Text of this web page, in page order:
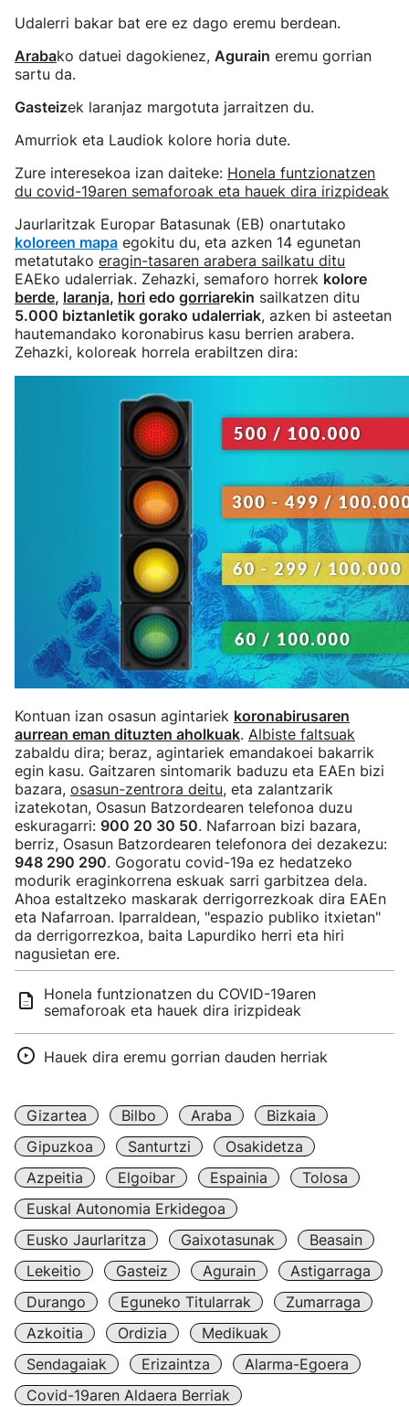
Udalerri bakar bat ere ez dago eremu berdean.
Arabako datuei dagokienez, Agurain eremu gorrian
sartu da.
Gasteizek laranjaz margotuta jarraitzen du.
Amurriok eta Laudiok kolore horia dute.
Zure interesekoa izan daiteke: Honela funtzionatzen
du covid-19aren semaforoak eta hauek dira irizpideak
Jaurlaritzak Europar Batasunak (EB) onartutako
koloreen mapa egokitu du, eta azken 14 egunetan
metatutako eragin-tasaren arabera sailkatu ditu
EAEko udalerriak. Zehazki, semaforo horrek kolore
berde, laranja, hori edo gorriarekin sailkatzen ditu
5.000 biztanletik gorako udalerriak, azken bi asteetan
hautemandako koronabirus kasu berrien arabera.
Zehazki, koloreak horrela erabiltzen dira:
Kontuan izan osasun agintariek koronabirusaren
aurrean eman dituzten aholkuak. Albiste faltsuak
zabaldu dira; beraz, agintariek emandakoei bakarrik
egin kasu. Gaitzaren sintomarik baduzu eta EAEn bizi
bazara, osasun-zentrora deitu, eta zalantzarik
izatekotan, Osasun Batzordearen telefonoa duzu
eskuragarri: 900 20 30 50. Nafarroan bizi bazara,
berriz, Osasun Batzordearen telefonora dei dezakezu:
948 290 290. Gogoratu covid-19a ez hedatzeko
modurik eraginkorrena eskuak sarri garbitzea dela.
Ahoa estaltzeko maskarak derrigorrezkoak dira EAEn
eta Nafarroan. Iparraldean, "espazio publiko itxietan"
da derrigorrezkoa, baita Lapurdiko herri eta hiri
nagusietan ere.
Honela funtzionatzen du COVID-19aren
semaforoak eta hauek dira irizpideak
Hauek dira eremu gorrian dauden herriak
Gizartea Bilbo Araba
Bizkaia
Gipuzkoa
Santurtzi
Osakidetza
Azpeitia
Elgoibar Espainia
Tolosa
Euskal Autonomia Erkidegoa
Eusko Jaurlaritza
Gaixotasunak
Beasain
Lekeitio
Gasteiz Agurain
Astigarraga
Durango
Eguneko Titularrak
Zumarraga
Azkoitia
Ordizia
Medikuak
Sendagaiak
Erizaintza
Alarma-Egoera
Covid-19aren Aldaera Berriak